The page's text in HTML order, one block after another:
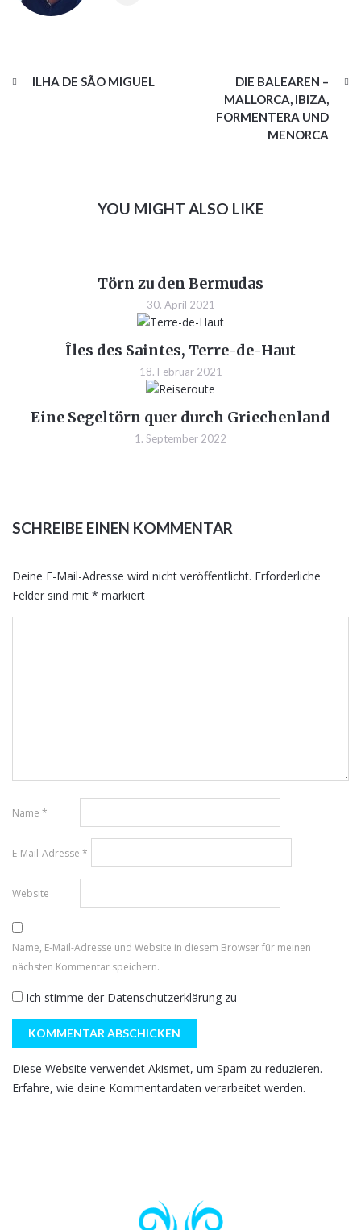
ILHA DE SÃO MIGUEL
DIE BALEAREN –
MALLORCA, IBIZA,
FORMENTERA UND
MENORCA
YOU MIGHT ALSO LIKE
Törn zu den Bermudas
30. April 2021
Îles des Saintes, Terre-de-Haut
18. Februar 2021
Eine Segeltörn quer durch Griechenland
1. September 2022
SCHREIBE EINEN KOMMENTAR
Deine E-Mail-Adresse wird nicht veröffentlicht. Erforderliche
Felder sind mit * markiert
Name *
E-Mail-Adresse *
Website
Name, E-Mail-Adresse und Website in diesem Browser für meinen
nächsten Kommentar speichern.
Ich stimme der Datenschutzerklärung zu
Diese Website verwendet Akismet, um Spam zu reduzieren.
Erfahre, wie deine Kommentardaten verarbeitet werden.